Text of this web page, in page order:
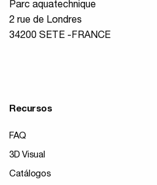
Parc aquatechnique
2 rue de Londres
34200 SETE -FRANCE
Recursos
FAQ
3D Visual
Catálogos